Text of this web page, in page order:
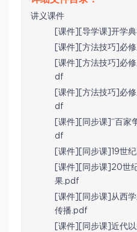
讲义课件
[课件][导学课]开学
[课件][方法技巧]必
[课件][方法技巧]必
df
[课件][方法技巧]必
df
[课件][同步课]“百家
df
[课件][同步课]19世
[课件][同步课]20世
果.pdf
[课件][同步课]从西
传播.pdf
[课件][同步课]近代